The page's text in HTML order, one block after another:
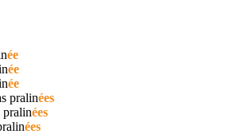
ée
ée
ée
pralinées
pralinées
ées